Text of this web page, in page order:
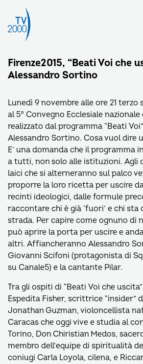
Firenze2015, “Beati Voi che
Alessandro Sortino
Lunedì 9 novembre alle ore 21 terzo
al 5° Convegno Ecclesiale nazionale
realizzato dal programma “Beati
Alessandro Sortino. Cosa vuol dire
E’ una domanda che il programma
a tutti, non solo alle istituzioni. Agli
laici che si alterneranno sul palco
proporre la loro ricetta per uscire
recinti ideologici, dalle formule
raccontare chi è già ‘fuori’ e chi sta
strada. Per capire come ognuno di
può aprire la porta per uscire e
altri. Affiancheranno Alessandro
Giovanni Scifoni (protagonista di
su Canale5) e la cantante Pilar.
Tra gli ospiti di “Beati Voi che
Espedita Fisher, scrittrice “insider”
Jonathan Guzman, violoncellista
Caracas che oggi vive e studia al
Torino, Don Chiristian Medos,
membro dell’equipe di spiritualità
coniugi Carla Loyola, cilena, e